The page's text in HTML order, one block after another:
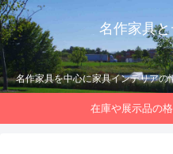
名作家具
名作家具を中心に家具インテリア
在庫や展示品の